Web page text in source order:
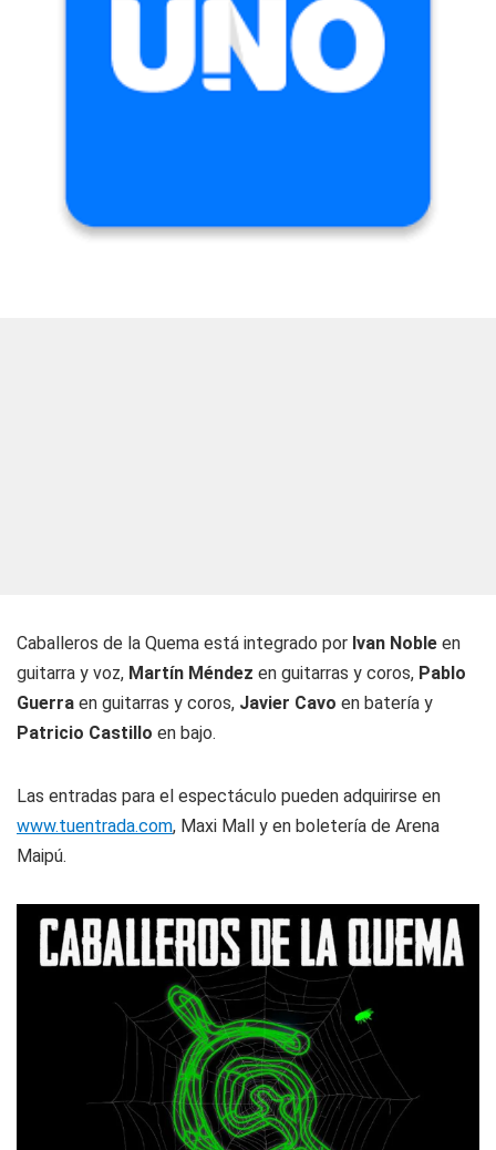
Caballeros de la Quema está integrado por Ivan Noble en
guitarra y voz, Martín Méndez en guitarras y coros, Pablo
Guerra en guitarras y coros, Javier Cavo en batería y
Patricio Castillo en bajo.
Las entradas para el espectáculo pueden adquirirse en
www.tuentrada.com, Maxi Mall y en boletería de Arena
Maipú.